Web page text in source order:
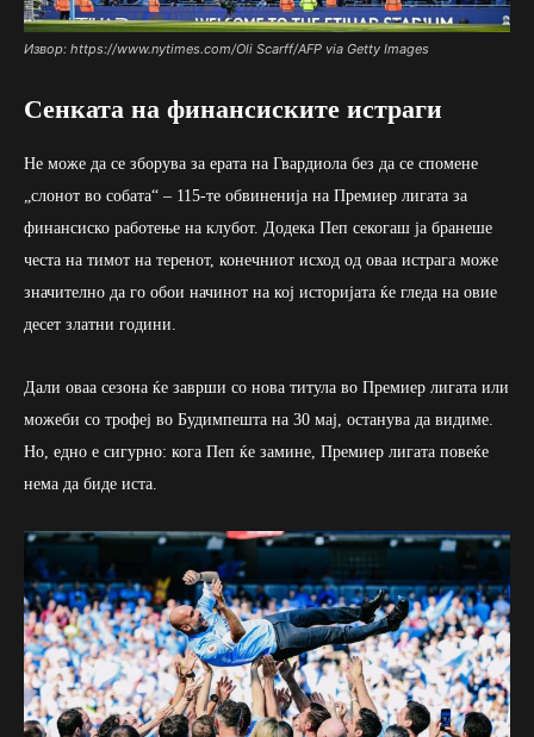
Извор: https://www.nytimes.com/Oli Scarff/AFP via Getty Images
Сенката на финансиските истраги
Не може да се зборува за ерата на Гвардиола без да се спомене
„слонот во собата“ – 115-те обвиненија на Премиер лигата за
финансиско работење на клубот. Додека Пеп секогаш ја бранеше
честа на тимот на теренот, конечниот исход од оваа истрага може
значително да го обои начинот на кој историјата ќе гледа на овие
десет златни години.
Дали оваа сезона ќе заврши со нова титула во Премиер лигата или
можеби со трофеј во Будимпешта на 30 мај, останува да видиме.
Но, едно е сигурно: кога Пеп ќе замине, Премиер лигата повеќе
нема да биде иста.